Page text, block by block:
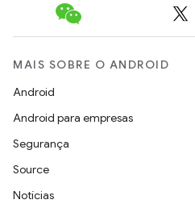
MAIS SOBRE O ANDROID
Android
Android para empresas
Segurança
Source
Notícias